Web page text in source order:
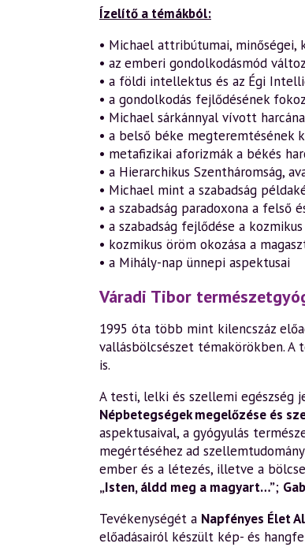
Ízelítő a témákból:
• Michael attribútumai, minőségei,
• az emberi gondolkodásmód
• a földi intellektus és az Égi
• a gondolkodás fejlődésének
• Michael sárkánnyal vívott
• a belső béke megteremtésének
• metafizikai aforizmák a békés
• a Hierarchikus Szentháromság,
• Michael mint a szabadság
• a szabadság paradoxona a felső
• a szabadság fejlődése a
• kozmikus öröm okozása a
• a Mihály-nap ünnepi aspektusai
Váradi Tibor
1995 óta több mint kilencszáz
vallásbölcsészet témakörökben.
is.
A testi, lelki és szellemi egészség
Népbetegségek megelőzése és
aspektusaival, a gyógyulás
megértéséhez ad
ember és a létezés, illetve a
„Isten, áldd meg a magyart…”;
Tevékenységét a Napfényes Élet
előadásairól készült kép- és